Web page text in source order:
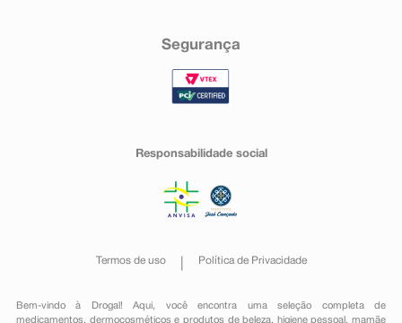
Segurança
Responsabilidade social
Termos de uso Política de Privacidade
Bem-vindo à Drogal! Aqui, você encontra uma seleção completa de
medicamentos , dermocosméticos e produtos de beleza, higiene pessoal ,mamãe